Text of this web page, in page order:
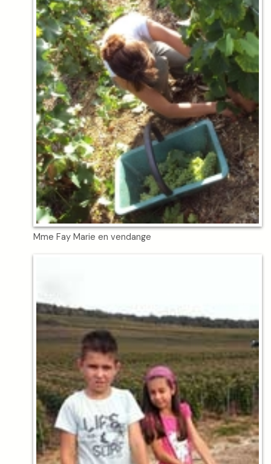
Mme Fay Marie en vendange